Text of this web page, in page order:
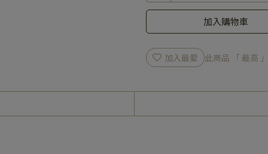
加入購物車
加入最愛 此商品 「 最高